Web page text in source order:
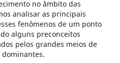
no âmbito das
analisar as principais
fenômenos de um ponto
alguns preconceitos
pelos grandes meios de
dominantes.